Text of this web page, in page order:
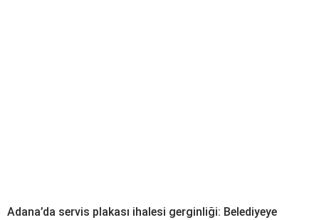
Adana’da servis plakası ihalesi gerginliği: Belediyeye